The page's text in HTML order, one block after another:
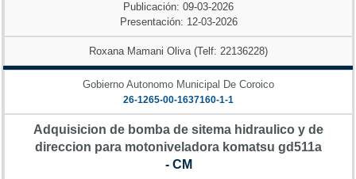
Publicación: 09-03-2026
Presentación: 12-03-2026
Roxana Mamani Oliva (Telf: 22136228)
Gobierno Autonomo Municipal De Coroico
26-1265-00-1637160-1-1
Adquisicion de bomba de sitema hidraulico y de
direccion para motoniveladora komatsu gd511a
- CM